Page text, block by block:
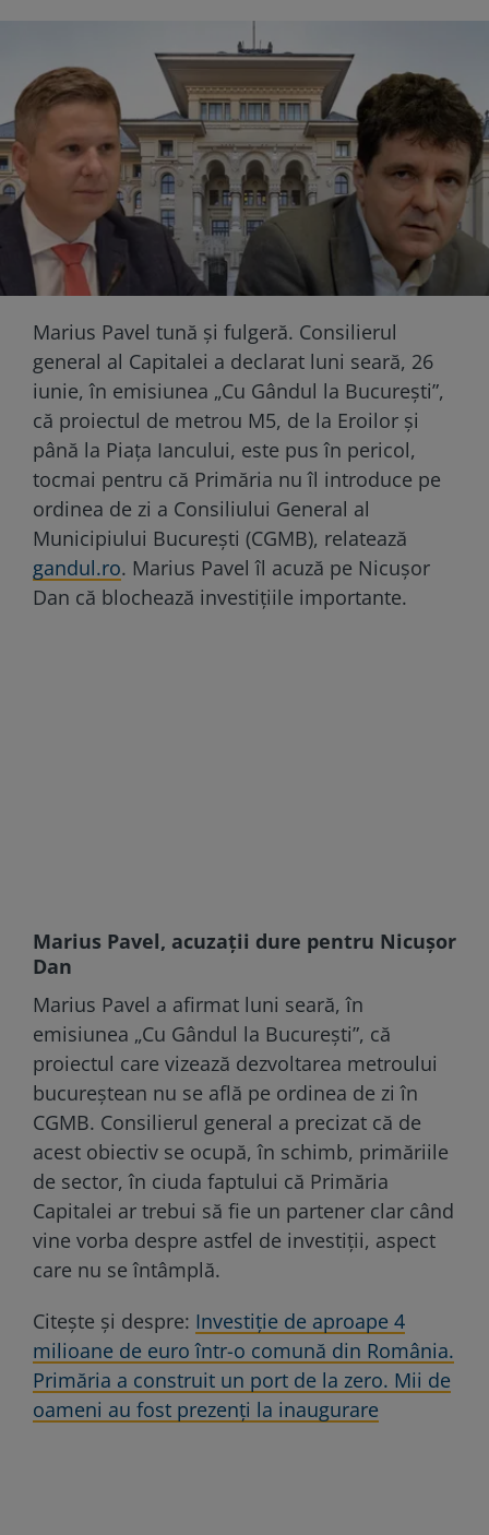
Marius Pavel tună și fulgeră. Consilierul
general al Capitalei a declarat luni seară, 26
iunie, în emisiunea „Cu Gândul la București”,
că proiectul de metrou M5, de la Eroilor și
până la Piața Iancului, este pus în pericol,
tocmai pentru că Primăria nu îl introduce pe
ordinea de zi a Consiliului General al
Municipiului București (CGMB), relatează
gandul.ro. Marius Pavel îl acuză pe Nicușor
Dan că blochează investițiile importante.
Marius Pavel, acuzații dure pentru Nicușor
Dan
Marius Pavel a afirmat luni seară, în
emisiunea „Cu Gândul la București”, că
proiectul care vizează dezvoltarea metroului
bucureștean nu se află pe ordinea de zi în
CGMB. Consilierul general a precizat că de
acest obiectiv se ocupă, în schimb, primăriile
de sector, în ciuda faptului că Primăria
Capitalei ar trebui să fie un partener clar când
vine vorba despre astfel de investiții, aspect
care nu se întâmplă.
Citește și despre: Investiție de aproape 4
milioane de euro într-o comună din România.
Primăria a construit un port de la zero. Mii de
oameni au fost prezenți la inaugurare